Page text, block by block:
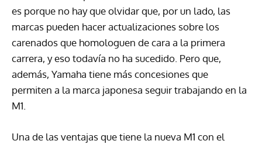
es porque no hay que olvidar que, por un lado, las
marcas pueden hacer actualizaciones sobre los
carenados que homologuen de cara a la primera
carrera, y eso todavía no ha sucedido. Pero que,
además, Yamaha tiene más concesiones que
permiten a la marca japonesa seguir trabajando en la
M1.
Una de las ventajas que tiene la nueva M1 con el